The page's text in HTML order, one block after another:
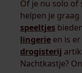
Of je nu solo of
helpen je
speeltjes
lingerie en is
drogisterij
Nachtkastje?